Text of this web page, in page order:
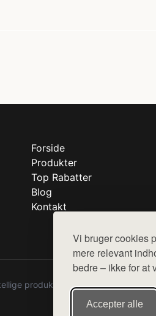
Vi bruger cookies
mere relevant
bedre – ikke for
Accepter alle
Forside
Produkter
Top Rabatter
Blog
Kontakt
produkter fra diverse